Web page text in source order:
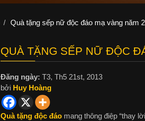
/ Quà tặng sếp nữ độc đáo mạ vàng năm
QUÀ TẶNG SẾP NỮ ĐỘC
Đăng ngày: T3, Th5 21st, 2013
bởi Huy Hoàng
Quà tặng độc đáomang thông điệp “thay